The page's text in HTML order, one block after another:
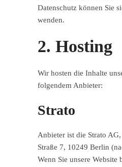
Datenschutz können Sie
wenden.
2. Hosting
Wir hosten die Inhalte
folgendem Anbieter:
Strato
Anbieter ist die Strato
Straße 7, 10249 Berlin
Wenn Sie unsere Website